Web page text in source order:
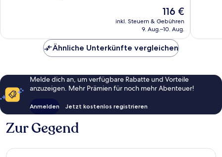
Der
Preis
beträgt
116 €
inkl. Steuern & Gebühren
9. Aug.–10. Aug.
Ähnliche Unterkünfte vergleichen
Melde dich an, um verfügbare Rabatte und Vorteile
anzuzeigen. Mehr Prämien für noch mehr Abenteuer!
Anmelden Jetzt kostenlos registrieren
Zur Gegend